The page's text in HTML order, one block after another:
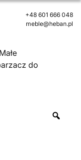
+48 601 666 048
meble@heban.pl
Małe
do